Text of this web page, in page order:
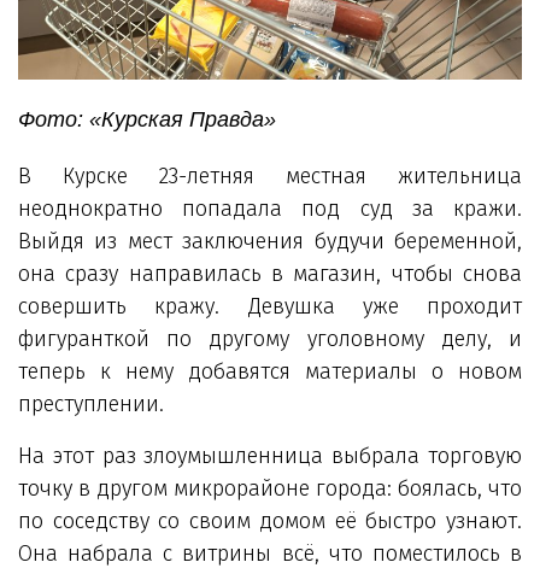
Фото: «Курская Правда»
В Курске 23-летняя местная жительница
неоднократно попадала под суд за кражи.
Выйдя из мест заключения будучи беременной,
она сразу направилась в магазин, чтобы снова
совершить кражу. Девушка уже проходит
фигуранткой по другому уголовному делу, и
теперь к нему добавятся материалы о новом
преступлении.
На этот раз злоумышленница выбрала торговую
точку в другом микрорайоне города: боялась, что
по соседству со своим домом её быстро узнают.
Она набрала с витрины всё, что поместилось в